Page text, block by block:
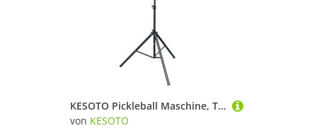
KESOTO Pickleball Maschine, Tragbare Trainingshilfe für Anfänger, Übungsballwerfer
von KESOTO